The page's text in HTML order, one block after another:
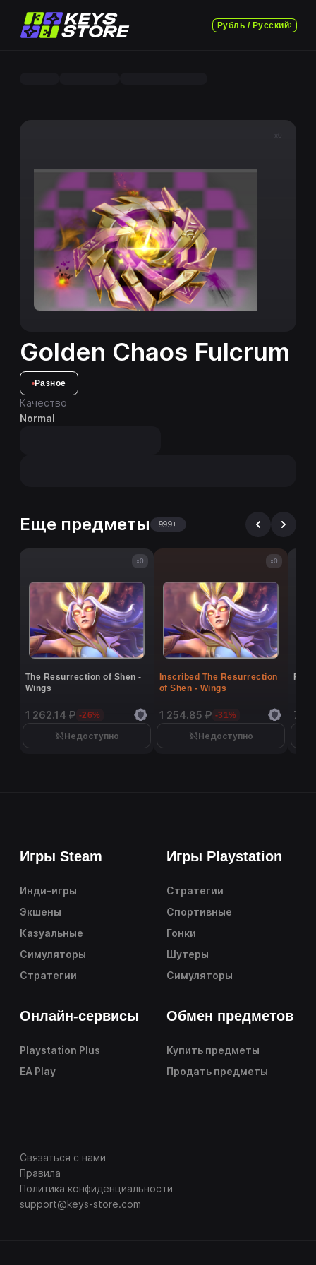
Рубль / Русский
x0
Golden Chaos Fulcrum
Разное
Качество
Normal
Еще предметы 999+
x0
The Resurrection of Shen -
Wings
1 262.14 ₽ -26%
Недоступно
x0
Inscribed The Resurrection
of Shen - Wings
1 254.85 ₽ -31%
Недоступно
7
Игры Steam
Инди-игры
Экшены
Казуальные
Симуляторы
Стратегии
Игры Playstation
Стратегии
Спортивные
Гонки
Шутеры
Симуляторы
Онлайн-сервисы
Playstation Plus
EA Play
Обмен предметов
Купить предметы
Продать предметы
Связаться с нами
Правила
Политика конфиденциальности
support@keys-store.com